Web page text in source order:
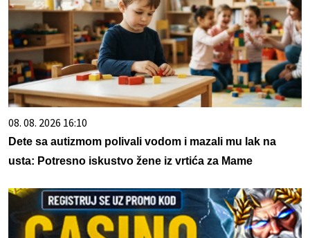
08. 08. 2026 16:10
Dete sa autizmom polivali vodom i mazali mu lak na
usta: Potresno iskustvo žene iz vrtića za Mame